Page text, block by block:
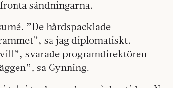
sändningarna.
”De hårdspacklade
sa jag diplomatiskt.
svarade programdirektören
sa Gynning.